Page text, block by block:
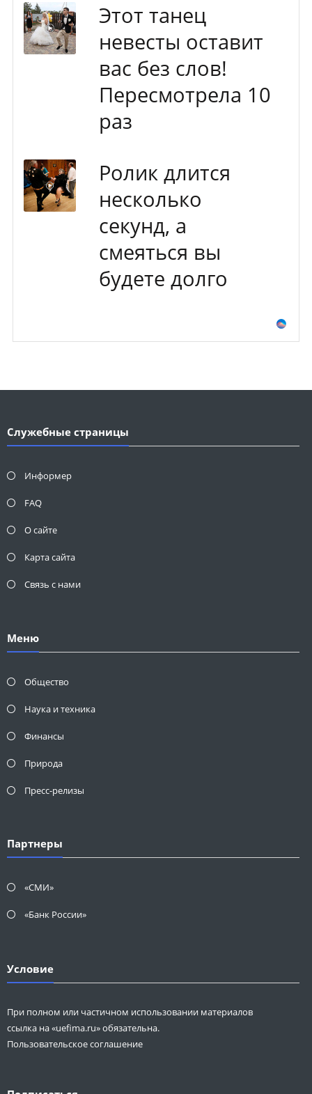
Этот танец
невесты оставит
вас без слов!
Пересмотрела 10
раз
Ролик длится
несколько
секунд, а
смеяться вы
будете долго
Служебные страницы
Информер
FAQ
О сайте
Карта сайта
Связь с нами
Меню
Общество
Наука и техника
Финансы
Природа
Пресс-релизы
Партнеры
«СМИ»
«Банк России»
Условие
При полном или частичном использовании материалов
ссылка на «uefima.ru» обязательна.
Пользовательское соглашение